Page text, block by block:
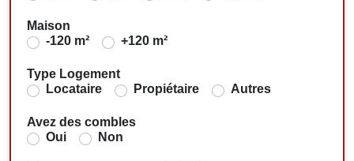
Maison
-120 m²
+120 m²
Type Logement
Locataire
Propiétaire Autres
Avez des combles
Oui
Non